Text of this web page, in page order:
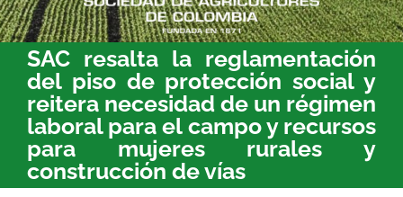
SAC resalta la reglamentación
del piso de protección social y
reitera necesidad de un régimen
laboral para el campo y recursos
para mujeres rurales y
construcción de vías